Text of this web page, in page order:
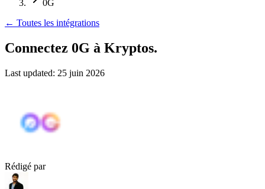
0G
← Toutes les intégrations
Connectez 0G à Kryptos.
Last updated: 25 juin 2026
Rédigé par